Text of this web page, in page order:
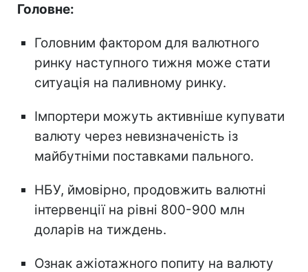
Головне:
Головним фактором для валютного
ринку наступного тижня може стати
ситуація на паливному ринку.
Імпортери можуть активніше купувати
валюту через невизначеність із
майбутніми поставками пального.
НБУ, ймовірно, продовжить валютні
інтервенції на рівні 800-900 млн
доларів на тиждень.
Ознак ажіотажного попиту на валюту